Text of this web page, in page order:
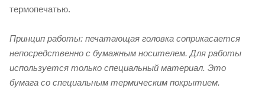
термопечатью.
Принцип работы: печатающая головка соприкасается
непосредственно с бумажным носителем. Для работы
используется только специальный материал. Это
бумага со специальным термическим покрытием.